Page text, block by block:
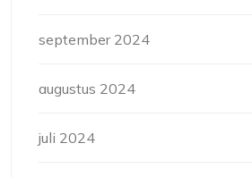
september 2024
augustus 2024
juli 2024